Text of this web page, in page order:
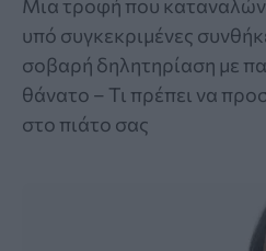
Μια τροφή που
υπό συγκεκριμένες
σοβαρή δηλητηρίαση με
θάνατο – Τι πρέπει να
στο πιάτο σας